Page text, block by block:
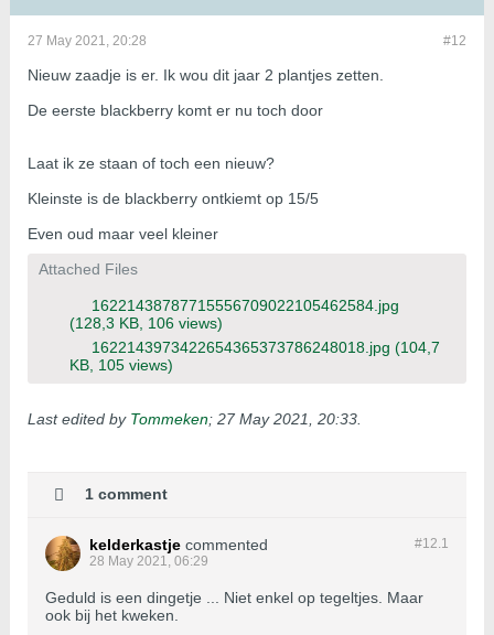
#12
27 May 2021, 20:28
Nieuw zaadje is er. Ik wou dit jaar 2 plantjes zetten.
De eerste blackberry komt er nu toch door
Laat ik ze staan of toch een nieuw?
Kleinste is de blackberry ontkiemt op 15/5
Even oud maar veel kleiner
Attached Files
16221438787715556709022105462584.jpg
(128,3 KB, 106 views)
1622143973422654365373786248018.jpg (104,7
KB, 105 views)
Last edited by Tommeken; 27 May 2021, 20:33
1 comment
#12.1
kelderkastje commented
28 May 2021, 06:29
Geduld is een dingetje ... Niet enkel op tegeltjes. Maar
ook bij het kweken.